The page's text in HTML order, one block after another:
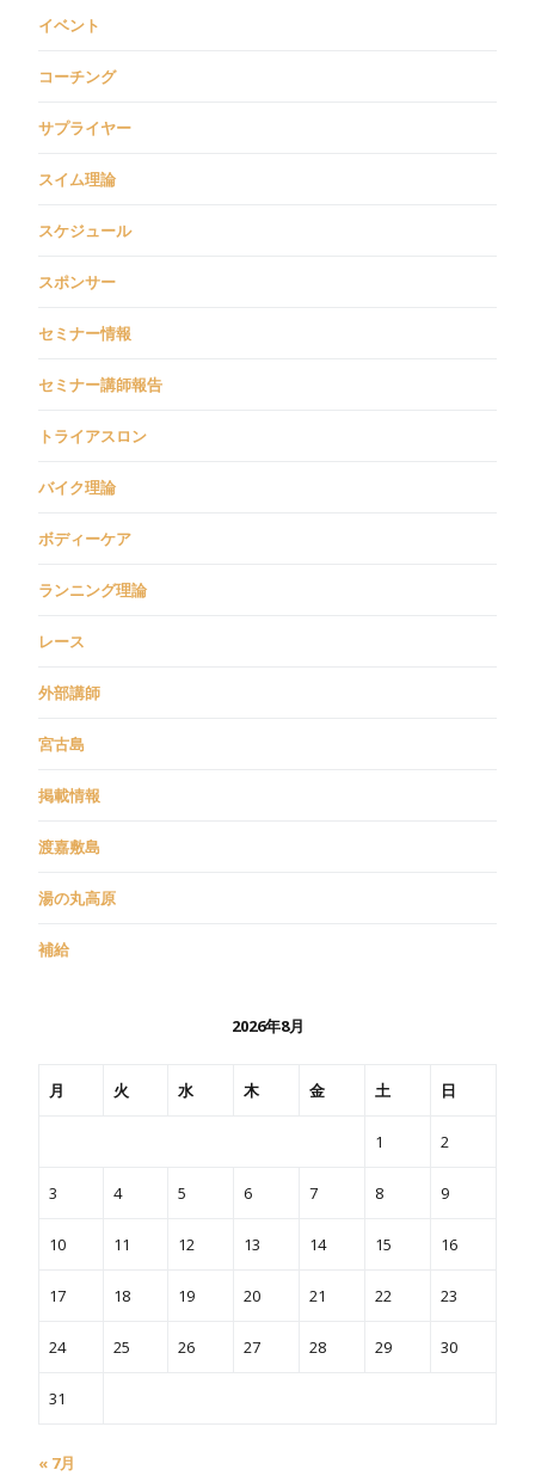
イベント
コーチング
サプライヤー
スイム理論
スケジュール
スポンサー
セミナー情報
セミナー講師報告
トライアスロン
バイク理論
ボディーケア
ランニング理論
レース
外部講師
宮古島
掲載情報
渡嘉敷島
湯の丸高原
補給
2026年8月
月 火 水 木 金 土 日
1 2
3 4 5 6 7 8 9
10 11 12 13 14 15 16
17 18 19 20 21 22 23
24 25 26 27 28 29 30
31
« 7月